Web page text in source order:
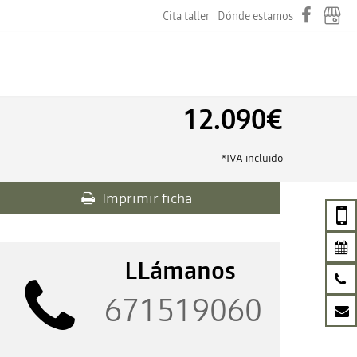
Cita taller Dónde estamos
12.090€
*IVA incluido
Imprimir ficha
LLámanos
671519060